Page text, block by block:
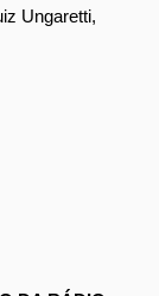
Ungaretti,